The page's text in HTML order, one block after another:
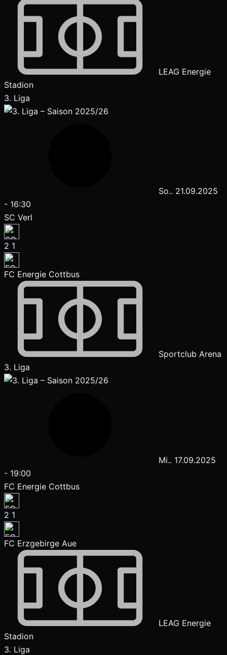
LEAG Energie
Stadion
3. Liga
So.. 21.09.2025
- 16:30
SC Verl
2 1
FC Energie Cottbus
Sportclub Arena
3. Liga
Mi.. 17.09.2025
- 19:00
FC Energie Cottbus
2 1
FC Erzgebirge Aue
LEAG Energie
Stadion
3. Liga